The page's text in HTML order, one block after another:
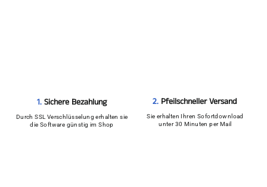
1.Sichere Bezahlung
Durch SSL Verschlüsselung erhalten sie
die Software günstig im Shop
2. Pfeilschneller Versand
Sie erhalten Ihren Sofortdownload
unter 30 Minuten per Mail